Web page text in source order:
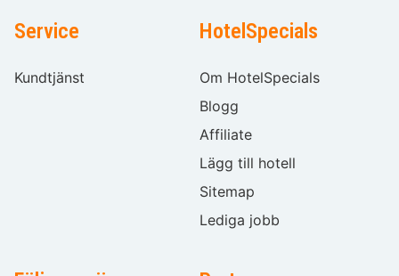
Service
Kundtjänst
HotelSpecials
Om HotelSpecials
Blogg
Affiliate
Lägg till hotell
Sitemap
Lediga jobb